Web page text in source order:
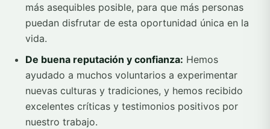
más asequibles posible, para que más personas
puedan disfrutar de esta oportunidad única en la
vida.
De buena reputación y confianza: Hemos
ayudado a muchos voluntarios a experimentar
nuevas culturas y tradiciones, y hemos recibido
excelentes críticas y testimonios positivos por
nuestro trabajo.